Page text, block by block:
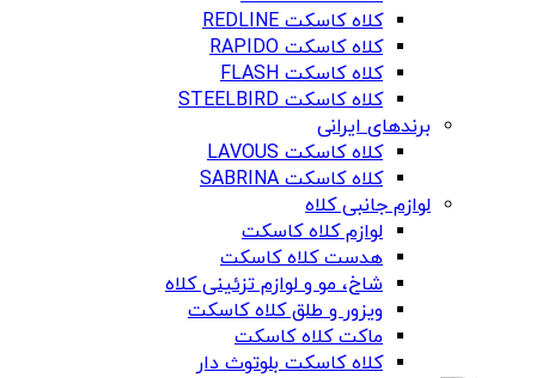
کلاه کاسکت REDLINE
کلاه کاسکت RAPIDO
کلاه کاسکت FLASH
کلاه کاسکت STEELBIRD
برندهای ایرانی
کلاه کاسکت LAVOUS
کلاه کاسکت SABRINA
لوازم جانبی کلاه
لوازم کلاه کاسکت
هدست کلاه کاسکت
شاخ، مو و لوازم تزئینی کلاه
ویزور و طلق کلاه کاسکت
ماکت کلاه کاسکت
کلاه کاسکت بلوتوث دار